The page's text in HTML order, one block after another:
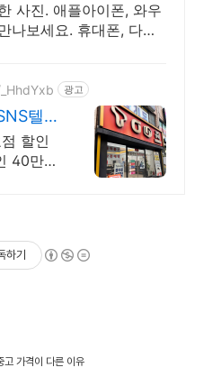
사진. 애플아이폰, 와우
나보세요. 휴대폰, 다채
광고
텔
지
할인
40만원
하기
고 가격이 다른 이유